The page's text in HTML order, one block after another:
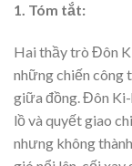
1. Tóm tắt:
Hai thầy trò Đôn
những chiến công
giữa đồng. Đôn
lồ và quyết giao
nhưng không